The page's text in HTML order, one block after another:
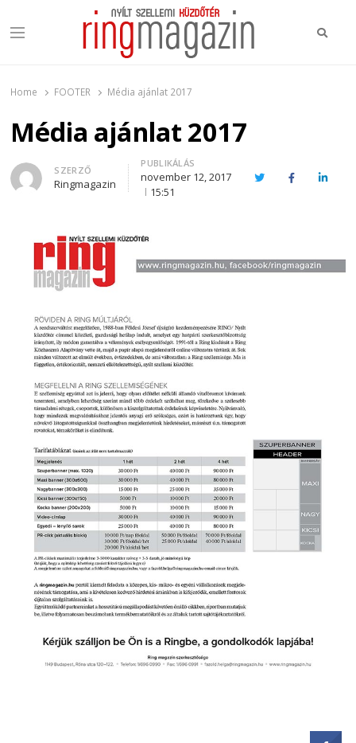
Menu
Home FOOTER Média ajánlat 2017
Média ajánlat 2017
Author
SZERZŐ
Ringmagazin
PUBLIKÁLÁS
november 12, 2017
15:51
TwitterFacebook